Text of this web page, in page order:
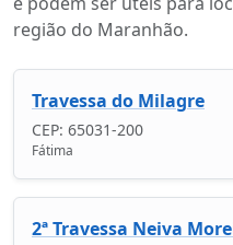
região do Maranhão.
Travessa do Milagre
CEP: 65031-200
Fátima
2ª Travessa Neiva